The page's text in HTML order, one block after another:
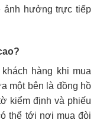
ảnh hưởng trực tiếp
hàng khi mua
một bên là đồng hồ
kiểm định và phiếu
thể tới nơi mua đòi